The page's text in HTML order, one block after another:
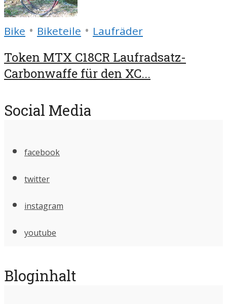
Bike • Biketeile • Laufräder
Token MTX C18CR Laufradsatz-
Carbonwaffe für den XC...
Social Media
facebook
twitter
instagram
youtube
Bloginhalt